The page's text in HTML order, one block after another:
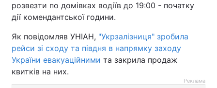
розвезти по домівках водіїв до 19:00 - початку
дії комендантської години.
Як повідомляв УНІАН, "Укрзалізниця" зробила
рейси зі сходу та півдня в напрямку заходу
України евакуаційними та закрила продаж
квитків на них.
Реклама